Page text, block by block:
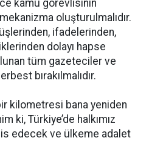
kamu görevlisinin
oluşturulmalıdır.
ifadelerinden,
dolayı hapse
tüm gazeteciler ve
bırakılmalıdır.
kilometresi bana yeniden
ki, Türkiye’de halkımız
edecek ve ülkeme adalet